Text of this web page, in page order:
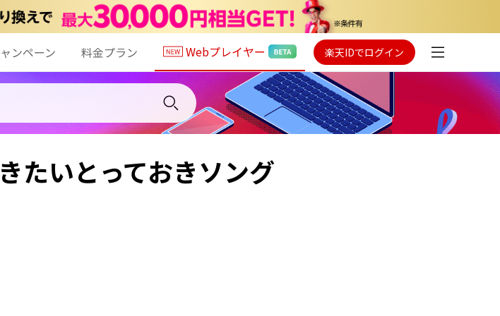
ンペーン 料金プラン Webプレイヤー 楽天IDでログイン
たいとっておきソング